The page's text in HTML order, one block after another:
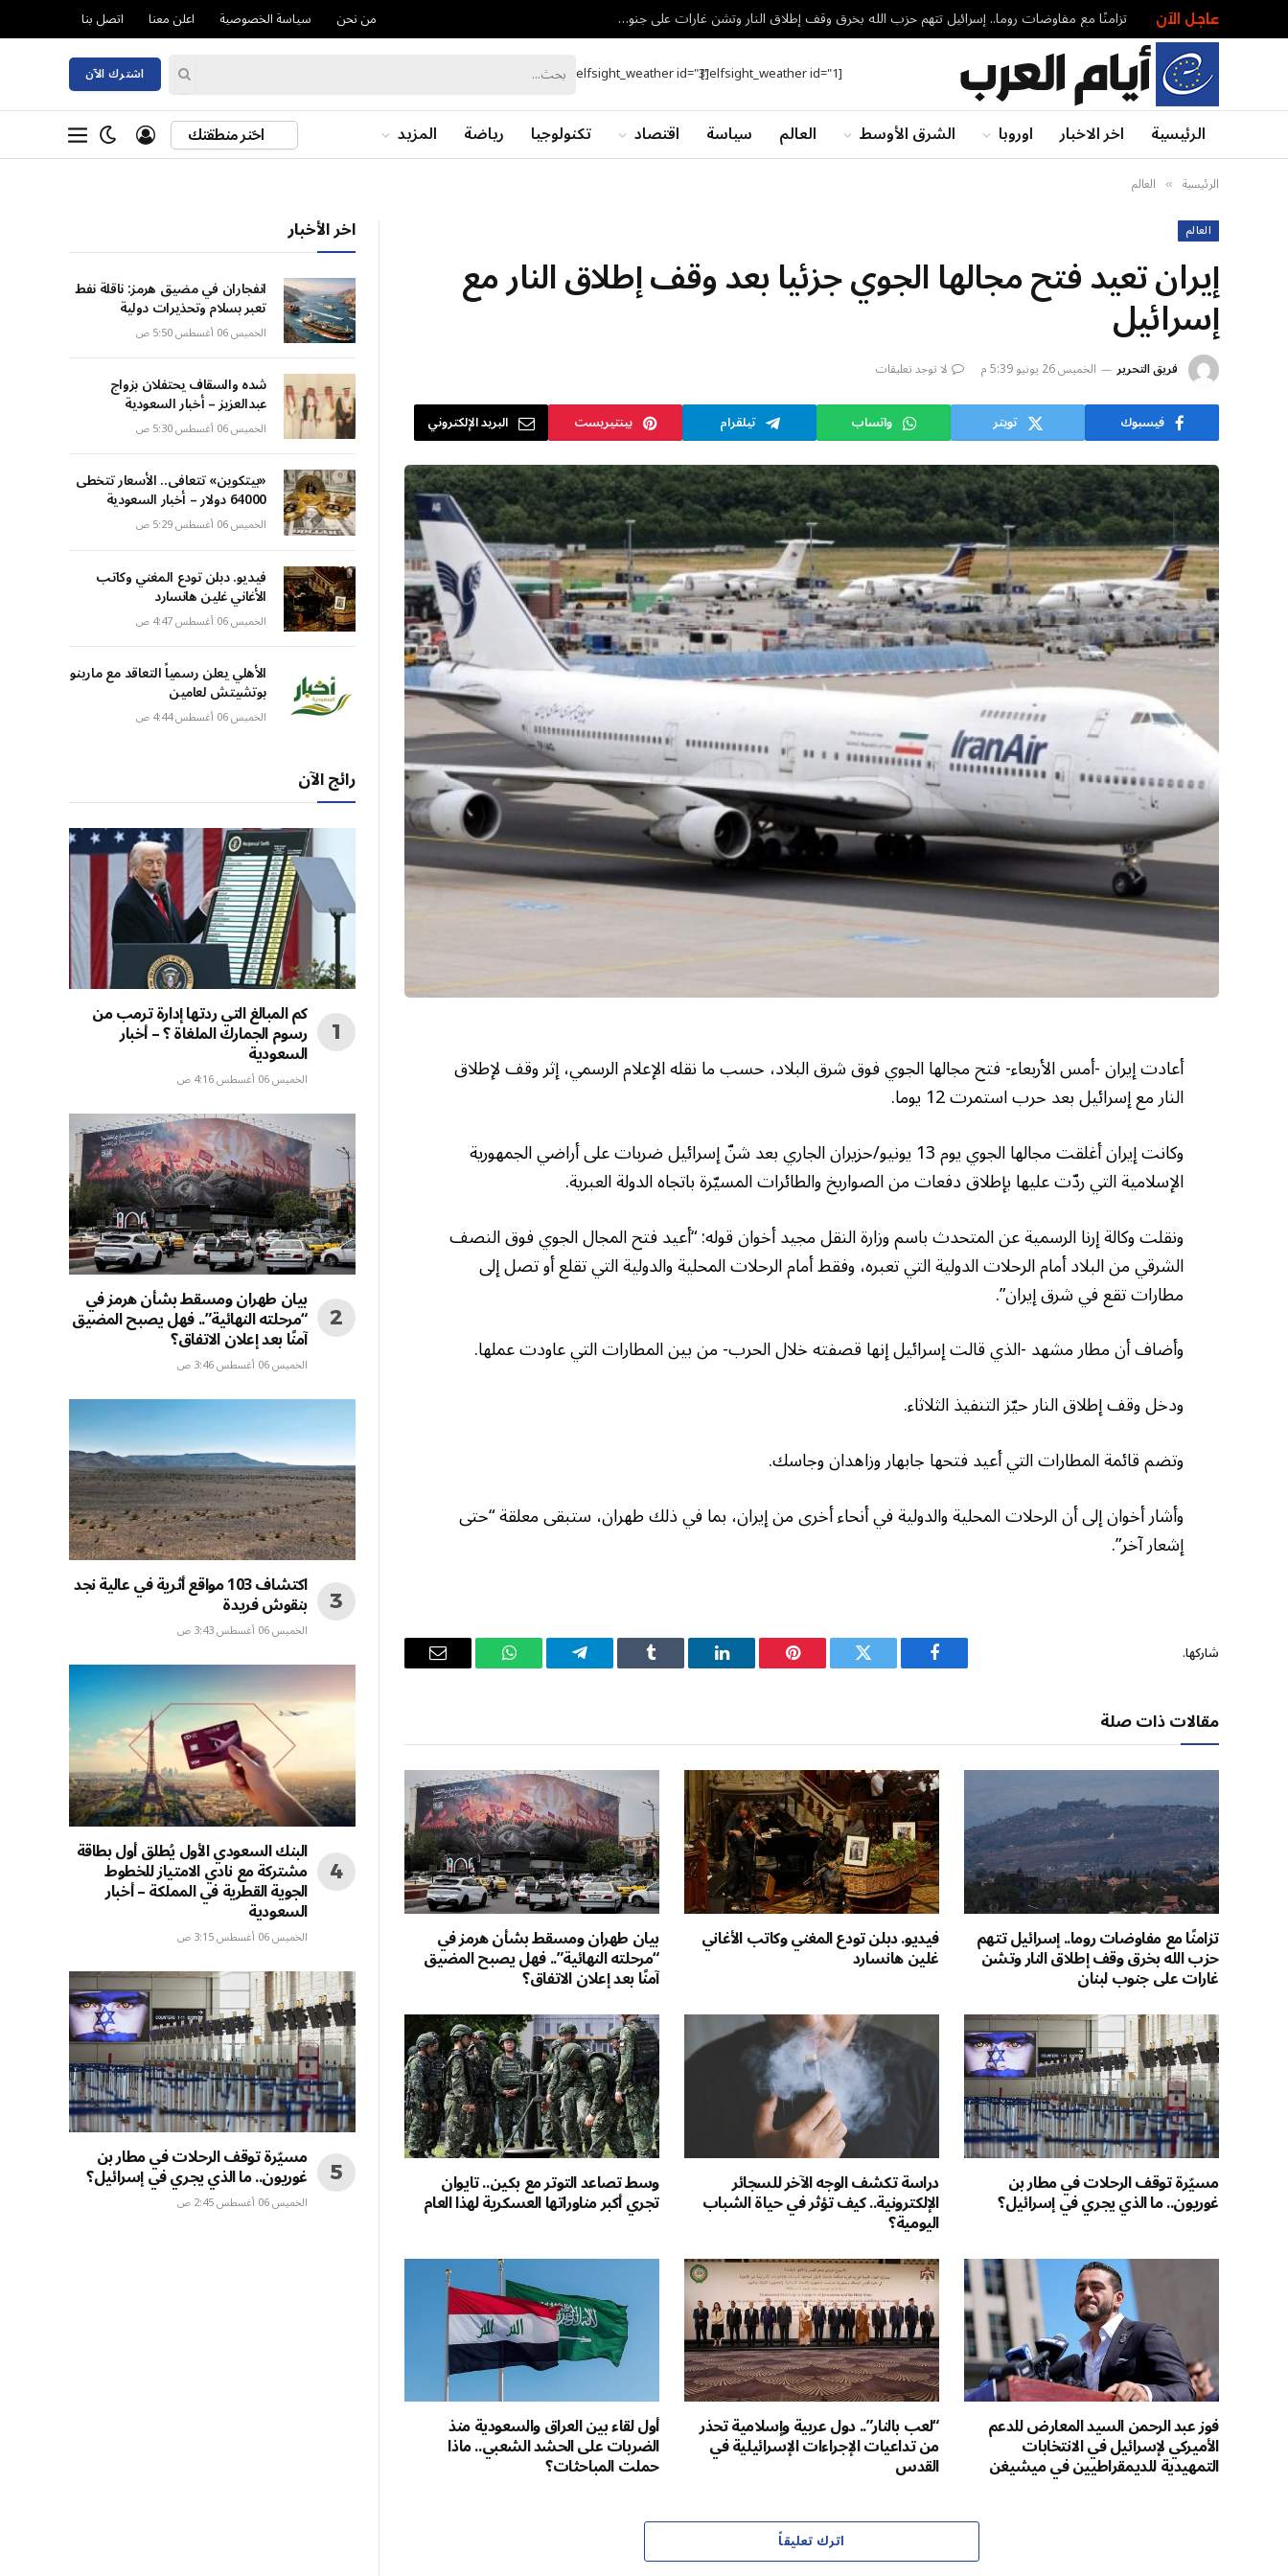
عاجل الآن تزامنًا مع مفاوضات روما.. إسرائيل تتهم حزب الله بخرق وقف إطلاق النار وتشن غارات على جنوب لبنان من نحن سياسة الخصوصية اعلن معنا اتصل بنا
[elfsight_weather id="1"]
[elfsight_weather id="3"] اشترك الآن
الرئيسية اخر الاخبار اوروبا الشرق الأوسط العالم سياسة اقتصاد تكنولوجيا رياضة المزيد اختر منطقتك
الرئيسية » العالم
العالم
إيران تعيد فتح مجالها الجوي جزئيا بعد وقف إطلاق النار مع
إسرائيل
فريق التحرير الخميس 26 يونيو 5:39 م لا توجد تعليقات
فيسبوك تويتر واتساب تيلقرام بينتيريست البريد الإلكتروني
أعادت إيران -أمس الأربعاء- فتح مجالها الجوي فوق شرق البلاد، حسب ما نقله الإعلام الرسمي، إثر وقف لإطلاق
النار مع إسرائيل بعد حرب استمرت 12 يوما.
وكانت إيران أغلقت مجالها الجوي يوم 13 يونيو/حزيران الجاري بعد شنّ إسرائيل ضربات على أراضي الجمهورية
الإسلامية التي ردّت عليها بإطلاق دفعات من الصواريخ والطائرات المسيّرة باتجاه الدولة العبرية.
ونقلت وكالة إرنا الرسمية عن المتحدث باسم وزارة النقل مجيد أخوان قوله: “أعيد فتح المجال الجوي فوق النصف
الشرقي من البلاد أمام الرحلات الدولية التي تعبره، وفقط أمام الرحلات المحلية والدولية التي تقلع أو تصل إلى
مطارات تقع في شرق إيران”.
وأضاف أن مطار مشهد -الذي قالت إسرائيل إنها قصفته خلال الحرب- من بين المطارات التي عاودت عملها.
ودخل وقف إطلاق النار حيّز التنفيذ الثلاثاء.
وتضم قائمة المطارات التي أعيد فتحها جابهار وزاهدان وجاسك.
وأشار أخوان إلى أن الرحلات المحلية والدولية في أنحاء أخرى من إيران، بما في ذلك طهران، ستبقى معلقة “حتى
إشعار آخر”.
شاركها.
فيسبوك تويتر بينتيريستلينكدإن Tumblr تيلقرام واتساب
البريد
مقالات ذات صلة
تزامنًا مع مفاوضات روما.. إسرائيل تتهم
حزب الله بخرق وقف إطلاق النار وتشن
غارات على جنوب لبنان
فيديو. دبلن تودع المغني وكاتب الأغاني
غلين هانسارد
بيان طهران ومسقط بشأن هرمز في
“مرحلته النهائية”.. فهل يصبح المضيق
آمنًا بعد إعلان الاتفاق؟
مسيّرة توقف الرحلات في مطار بن
غوريون.. ما الذي يجري في إسرائيل؟
دراسة تكشف الوجه الآخر للسجائر
الإلكترونية.. كيف تؤثر في حياة الشباب
اليومية؟
وسط تصاعد التوتر مع بكين.. تايوان
تجري أكبر مناوراتها العسكرية لهذا العام
فوز عبد الرحمن السيد المعارض للدعم
الأميركي لإسرائيل في الانتخابات
التمهيدية للديمقراطيين في ميشيغن
“لعب بالنار”.. دول عربية وإسلامية تحذر
من تداعيات الإجراءات الإسرائيلية في
القدس
أول لقاء بين العراق والسعودية منذ
الضربات على الحشد الشعبي.. ماذا
حملت المباحثات؟
اترك تعليقاً
اخر الأخبار
انفجاران في مضيق هرمز: ناقلة نفط
تعبر بسلام وتحذيرات دولية
الخميس 06 أغسطس 5:50 ص
شده والسقاف يحتفلان بزواج
عبدالعزيز – أخبار السعودية
الخميس 06 أغسطس 5:30 ص
«بيتكوين» تتعافى.. الأسعار تتخطى
64000 دولار – أخبار السعودية
الخميس 06 أغسطس 5:29 ص
فيديو. دبلن تودع المغني وكاتب
الأغاني غلين هانسارد
الخميس 06 أغسطس 4:47 ص
الأهلي يعلن رسمياً التعاقد مع مارينو
بوتشيتش لعامين
الخميس 06 أغسطس 4:44 ص
رائج الآن
كم المبالغ التي ردتها إدارة ترمب من
رسوم الجمارك الملغاة ؟ – أخبار
السعودية
الخميس 06 أغسطس 4:16 ص
بيان طهران ومسقط بشأن هرمز في
“مرحلته النهائية”.. فهل يصبح المضيق
آمنًا بعد إعلان الاتفاق؟
الخميس 06 أغسطس 3:46 ص
اكتشاف 103 مواقع أثرية في عالية نجد
بنقوش فريدة
الخميس 06 أغسطس 3:43 ص
البنك السعودي الأول يُطلق أول بطاقة
مشتركة مع نادي الامتياز للخطوط
الجوية القطرية في المملكة – أخبار
السعودية
الخميس 06 أغسطس 3:15 ص
مسيّرة توقف الرحلات في مطار بن
غوريون.. ما الذي يجري في إسرائيل؟
الخميس 06 أغسطس 2:45 ص